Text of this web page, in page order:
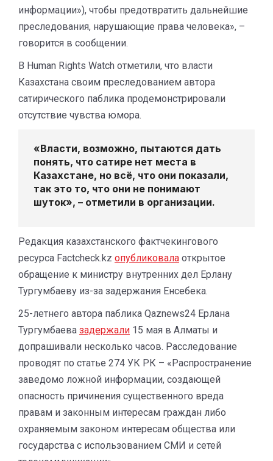
информации»), чтобы предотвратить дальнейшие
преследования, нарушающие права человека», –
говорится в сообщении.
В Human Rights Watch отметили, что власти
Казахстана своим преследованием автора
сатирического паблика продемонстрировали
отсутствие чувства юмора.
«Власти, возможно, пытаются дать
понять, что сатире нет места в
Казахстане, но всё, что они показали,
так это то, что они не понимают
шуток», – отметили в организации.
Редакция казахстанского фактчекингового
ресурса Factcheck.kz опубликовала открытое
обращение к министру внутренних дел Ерлану
Тургумбаеву из-за задержания Енсебека.
25-летнего автора паблика Qaznews24 Ерлана
Тургумбаева задержали 15 мая в Алматы и
допрашивали несколько часов. Расследование
проводят по статье 274 УК РК – «Распространение
заведомо ложной информации, создающей
опасность причинения существенного вреда
правам и законным интересам граждан либо
охраняемым законом интересам общества или
государства с использованием СМИ и сетей